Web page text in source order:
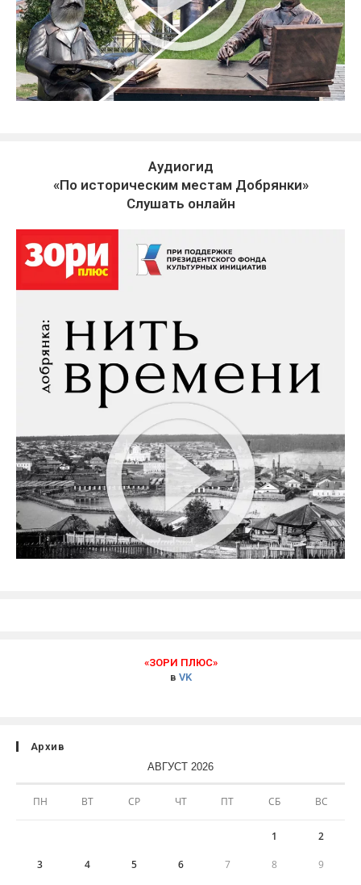
Аудиогид
«По историческим местам Добрянки»
Слушать онлайн
«ЗОРИ ПЛЮС»
в VK
Архив
АВГУСТ 2026
ПН ВТ СР ЧТ ПТ СБ ВС
1 2
3 4 5 6 7 8 9